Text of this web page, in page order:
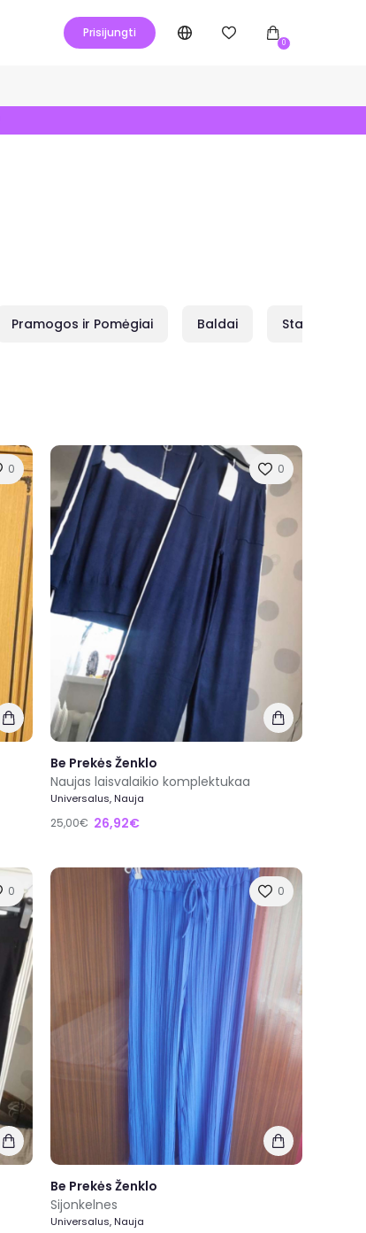
Prisijungti
0
Pramogos ir Pomėgiai Baldai Statybai
0 0
Be Prekės Ženklo
Naujas laisvalaikio komplektukaa
Universalus, Nauja
25,00€ 26,92€
0 0
Be Prekės Ženklo
Sijonkelnes
Universalus, Nauja